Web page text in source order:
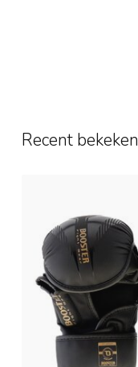
Recent bekeken